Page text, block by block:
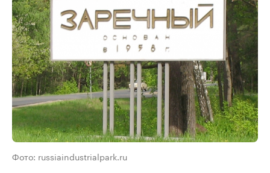
Фото: russiaindustrialpark.ru